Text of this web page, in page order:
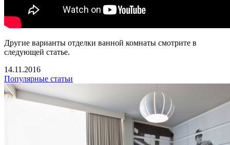
Другие варианты отделки ванной комнаты смотрите в
следующей статье.
14.11.2016
Популярные статьи